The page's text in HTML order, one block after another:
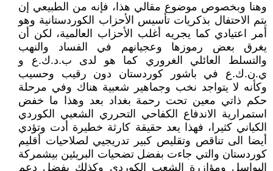
وهنا وبخصوص موضوع مقالي هذا، فإنه من الطبيعي إن
يتم الاحتفال بذكريات تأسيس الأحزاب الكوردستانية وهو
أمر اعتيادي كما يجريه أغلب الأحزاب العالمية، لكن أن
يغرق بعض رموزها وعجيانهم في الفساد والنهب
والتسلط العائلي الغروري كما هو لدى ب.د.ك.ع و
ي.ن.ك.ع في باشور كوردستان دون رقيب وحسيب
وكأنه لا يتواجد نخب وجماهير شعبية هناك وفي مرحلة
حكم ذاتي معين تحت رحمة بغداد بعد وهذا ما خفض
استمرارية الاندفاع الكفاحي التحرري الشعبي الكوردي
الكياني كثيرا، فهذا يعد حقيقة كارثة خطيرة أدت وتؤدي
أيضا الى تناقص وتقليص كبير تدريجيي لصلاحيات أقليم
كوردستان والتي جاءت بفضل تضحيات البريئين بيشمركة
البواسل ومؤازرة الشعب الكوردي وكذلك بفضل دعم